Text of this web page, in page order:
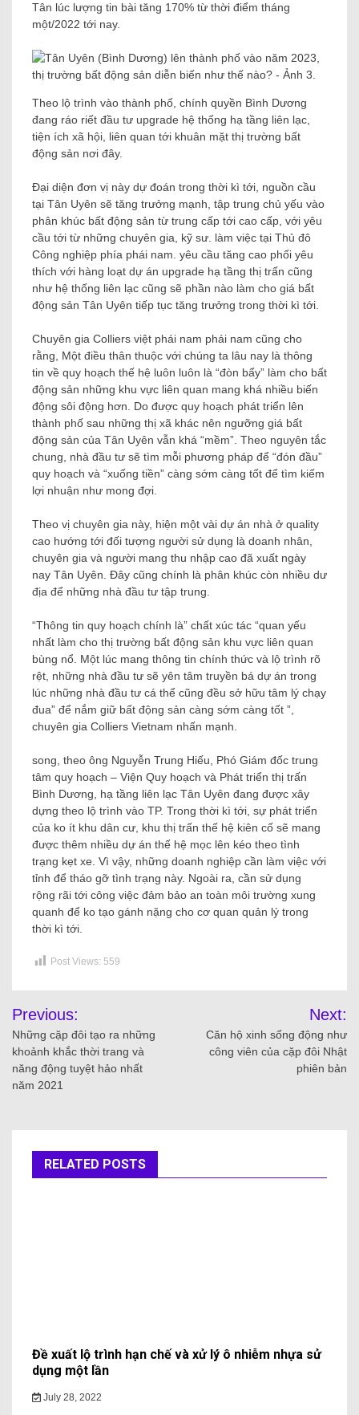
Tân lúc lượng tin bài tăng 170% từ thời điểm tháng
một/2022 tới nay.
Theo lộ trình vào thành phố, chính quyền Bình Dương
đang ráo riết đầu tư upgrade hệ thống hạ tầng liên lạc,
tiện ích xã hội, liên quan tới khuân mặt thị trường bất
động sản nơi đây.
Đại diện đơn vị này dự đoán trong thời kì tới, nguồn cầu
tại Tân Uyên sẽ tăng trưởng mạnh, tập trung chủ yếu vào
phân khúc bất động sản từ trung cấp tới cao cấp, với yêu
cầu tới từ những chuyên gia, kỹ sư. làm việc tại Thủ đô
Công nghiệp phía phái nam. yêu cầu tăng cao phối yêu
thích với hàng loạt dự án upgrade hạ tầng thị trấn cũng
như hệ thống liên lạc cũng sẽ phần nào làm cho giá bất
động sản Tân Uyên tiếp tục tăng trưởng trong thời kì tới.
Chuyên gia Colliers việt phái nam phái nam cũng cho
rằng, Một điều thân thuộc với chúng ta lâu nay là thông
tin về quy hoạch thế hệ luôn luôn là “đòn bẩy” làm cho bất
động sản những khu vực liên quan mang khá nhiều biến
động sôi động hơn. Do được quy hoạch phát triển lên
thành phố sau những thị xã khác nên ngưỡng giá bất
động sản của Tân Uyên vẫn khá “mềm”. Theo nguyên tắc
chung, nhà đầu tư sẽ tìm mỗi phương pháp để “đón đầu”
quy hoạch và “xuống tiền” càng sớm càng tốt để tìm kiếm
lợi nhuận như mong đợi.
Theo vị chuyên gia này, hiện một vài dự án nhà ở quality
cao hướng tới đối tượng người sử dụng là doanh nhân,
chuyên gia và người mang thu nhập cao đã xuất ngày
nay Tân Uyên. Đây cũng chính là phân khúc còn nhiều dư
địa để những nhà đầu tư tập trung.
“Thông tin quy hoạch chính là” chất xúc tác “quan yếu
nhất làm cho thị trường bất động sản khu vực liên quan
bùng nổ. Một lúc mang thông tin chính thức và lộ trình rõ
rệt, những nhà đầu tư sẽ yên tâm truyền bá dự án trong
lúc những nhà đầu tư cá thể cũng đều sở hữu tâm lý chạy
đua” để nắm giữ bất động sản càng sớm càng tốt ”,
chuyên gia Colliers Vietnam nhấn mạnh.
song, theo ông Nguyễn Trung Hiếu, Phó Giám đốc trung
tâm quy hoạch – Viện Quy hoạch và Phát triển thị trấn
Bình Dương, hạ tầng liên lạc Tân Uyên đang được xây
dựng theo lộ trình vào TP. Trong thời kì tới, sự phát triển
của ko ít khu dân cư, khu thị trấn thế hệ kiên cố sẽ mang
được thêm nhiều dự án thế hệ mọc lên kéo theo tình
trạng kẹt xe. Vì vậy, những doanh nghiệp cần làm việc với
tỉnh để tháo gỡ tình trạng này. Ngoài ra, cần sử dụng
rộng rãi tới công việc đảm bảo an toàn môi trường xung
quanh để ko tạo gánh nặng cho cơ quan quản lý trong
thời kì tới.
Post Views: 559
Previous:
Những cặp đôi tạo ra những
khoảnh khắc thời trang và
năng động tuyệt hảo nhất
năm 2021
Next:
Căn hộ xinh sống động như
công viên của cặp đôi Nhật
phiên bản
RELATED POSTS
Đề xuất lộ trình hạn chế và xử lý ô nhiễm nhựa sử
dụng một lần
July 28, 2022